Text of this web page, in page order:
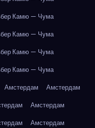
Камю — Чума
Камю — Чума
Камю — Чума
Камю — Чума
Амстердам
Амстердам
Амстердам
Амстердам